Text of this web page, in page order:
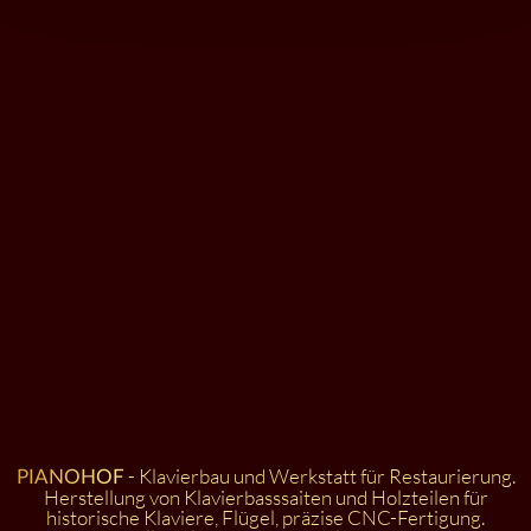
PIANOHOF - Klavierbau und Werkstatt für Restaurierung.
Herstellung von Klavierbasssaiten und Holzteilen für
historische Klaviere, Flügel, präzise CNC-Fertigung.